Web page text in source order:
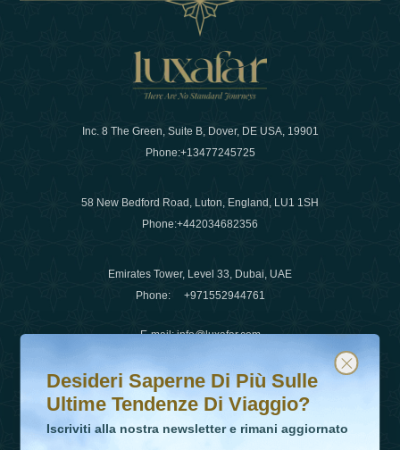
Inc. 8 The Green, Suite B, Dover, DE USA, 19901
Phone:+13477245725
58 New Bedford Road, Luton, England, LU1 1SH
Phone:+442034682356
Emirates Tower, Level 33, Dubai, UAE
Phone: +971552944761
E-mail:info@luxafar.com
WhatsApp No
+442034682356
Desideri saperne di più sulle ultime tendenze di viaggio?
Iscriviti alla nostra newsletter e rimani aggiornato
Desideri Saperne Di Più Sulle
Ultime Tendenze Di Viaggio?
Iscriviti alla nostra newsletter e rimani aggiornato